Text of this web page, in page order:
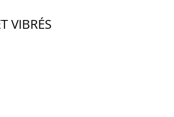
VIBRÉS